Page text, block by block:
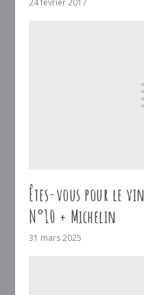
24 février 2017
Êtes-vous pour le vin
N°10 + Michelin
31 mars 2025